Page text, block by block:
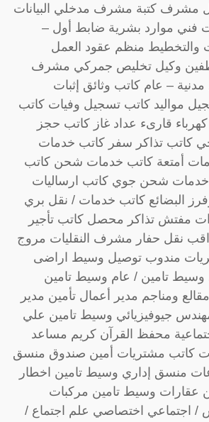
مشرف كتبة مشرف مدخلي البيانات
موارد بشرية ضابط أول –
والتخطيط منظم عقود العمل
وكيل تخليص جمركي مشرف
– عام كاتب وثائق إثبات
مواليد كاتب تسجيل وفيات كاتب
قارىء عداد غاز كاتب حجز
كاتب تذاكر سفر كاتب خدمات
أمتعة كاتب خدمات شحن كاتب
شحن جوي كاتب ارساليات
البضائع كاتب خدمات / نقل بري
مفتش تذاكر محصل كاتب تأجير
نقل حفار مشرف النقليات مروج
مندوب توصيل وسيط اراضى
وسيط تامين / عام وسيط تامين
ومناجم مدير أعمال تأمين مدير
جيوفيزيائي وسيط تامين علي
محفظ القرآن كريم مساعد
كاتب مشتريات أمين صندوق منسق
منسق إداري وسيط تامين اخطار
عقارات وسيط تامين مركبات
اجتماعي اختصاصي علم اجتماع /